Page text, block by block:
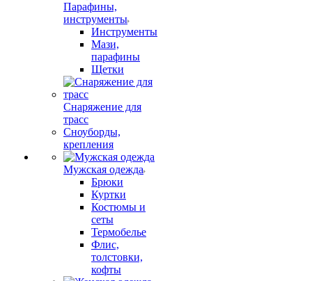
Парафины,
инструменты
Инструменты
Мази,
парафины
Щетки
Снаряжение для
трасс
Сноуборды,
крепления
Мужская одежда
Брюки
Куртки
Костюмы и
сеты
Термобелье
Флис,
толстовки,
кофты